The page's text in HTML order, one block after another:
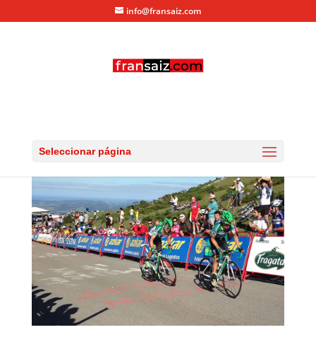
info@fransaiz.com
Seleccionar página